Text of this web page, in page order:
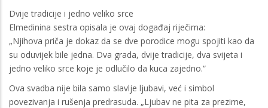
Dvije tradicije i jedno veliko srce
Elmedinina sestra opisala je ovaj događaj riječima:
„Njihova priča je dokaz da se dve porodice mogu spojiti kao da
su oduvijek bile jedna. Dva grada, dvije tradicije, dva svijeta i
jedno veliko srce koje je odlučilo da kuca zajedno.“
Ova svadba nije bila samo slavlje ljubavi, već i simbol
povezivanja i rušenja predrasuda. „Ljubav ne pita za prezime,